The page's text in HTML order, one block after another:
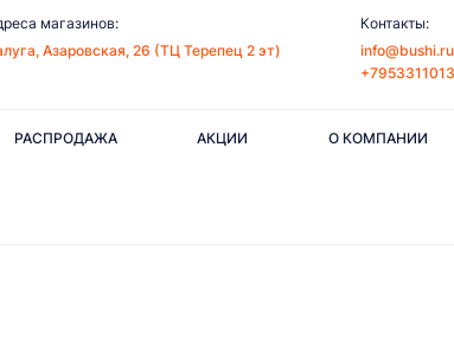
магазинов:
Азаровская, 26 (ТЦ Терепец 2 эт)
Контакты:
info@bushi.ru
РАСПРОДАЖА АКЦИИ О КОМПАНИИ